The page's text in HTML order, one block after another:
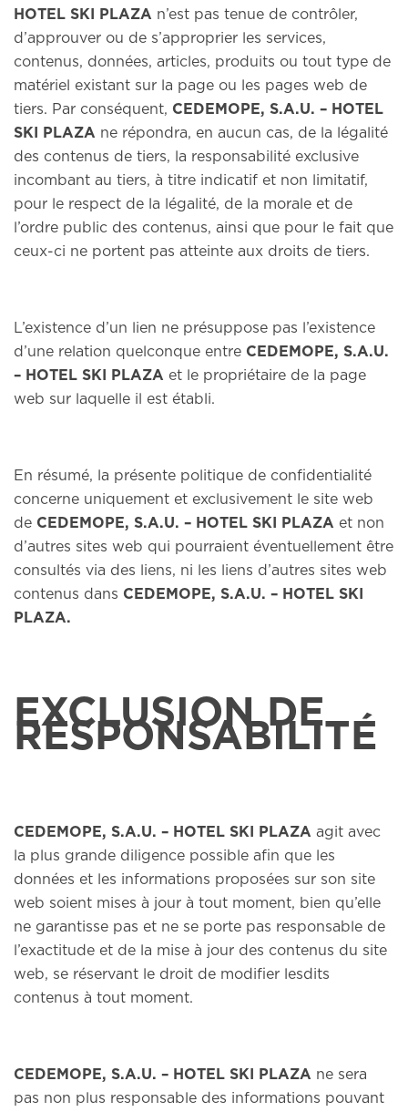
HOTEL SKI PLAZA n’est pas tenue de contrôler,
d’approuver ou de s’approprier les services,
contenus, données, articles, produits ou tout type de
matériel existant sur la page ou les pages web de
tiers. Par conséquent, CEDEMOPE, S.A.U. – HOTEL
SKI PLAZA ne répondra, en aucun cas, de la légalité
des contenus de tiers, la responsabilité exclusive
incombant au tiers, à titre indicatif et non limitatif,
pour le respect de la légalité, de la morale et de
l’ordre public des contenus, ainsi que pour le fait que
ceux-ci ne portent pas atteinte aux droits de tiers.
L’existence d’un lien ne présuppose pas l’existence
d’une relation quelconque entre CEDEMOPE, S.A.U.
– HOTEL SKI PLAZA et le propriétaire de la page
web sur laquelle il est établi.
En résumé, la présente politique de confidentialité
concerne uniquement et exclusivement le site web
de CEDEMOPE, S.A.U. – HOTEL SKI PLAZA et non
d’autres sites web qui pourraient éventuellement être
consultés via des liens, ni les liens d’autres sites web
contenus dans CEDEMOPE, S.A.U. – HOTEL SKI
PLAZA.
EXCLUSION DE
RESPONSABILITÉ
CEDEMOPE, S.A.U. – HOTEL SKI PLAZA agit avec
la plus grande diligence possible afin que les
données et les informations proposées sur son site
web soient mises à jour à tout moment, bien qu’elle
ne garantisse pas et ne se porte pas responsable de
l’exactitude et de la mise à jour des contenus du site
web, se réservant le droit de modifier lesdits
contenus à tout moment.
CEDEMOPE, S.A.U. – HOTEL SKI PLAZA ne sera
pas non plus responsable des informations pouvant